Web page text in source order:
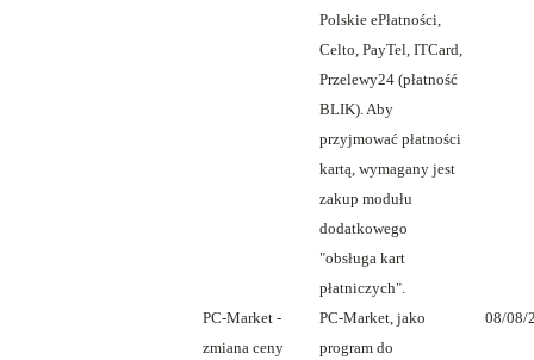
Polskie ePłatności,
Celto, PayTel, ITCard,
Przelewy24 (płatność
BLIK). Aby
przyjmować płatności
kartą, wymagany jest
zakup modułu
dodatkowego
"obsługa kart
płatniczych".
PC-Market -
zmiana ceny
PC-Market, jako
program do
08/08/